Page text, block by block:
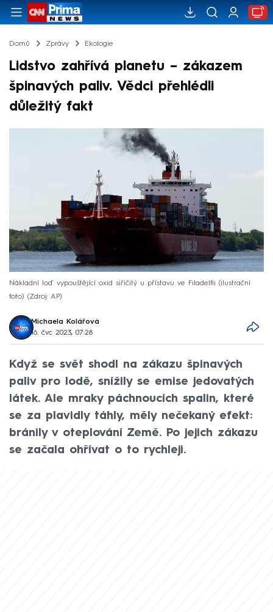
Domů Zprávy Ekologie
Lidstvo zahřívá planetu – zákazem
špinavých paliv. Vědci přehlédli
důležitý fakt
Nákladní loď vypouštějící oxid siřičitý u přístavu ve Filadelfii (ilustrační
foto)
Zdroj: AP
Michaela Kolářová
16. čvc 2023, 07:28
Když se svět shodl na zákazu špinavých
paliv pro lodě, snížily se emise jedovatých
látek. Ale mraky páchnoucích spalin, které
se za plavidly táhly, měly nečekaný efekt:
bránily v oteplování Země. Po jejich zákazu
se začala ohřívat o to rychleji.